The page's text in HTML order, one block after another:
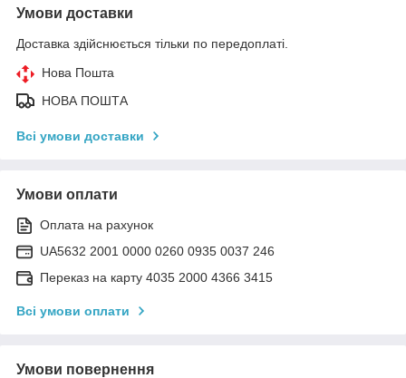
Умови доставки
Доставка здійснюється тільки по передоплаті.
Нова Пошта
НОВА ПОШТА
Всі умови доставки
Умови оплати
Оплата на рахунок
UA5632 2001 0000 0260 0935 0037 246
Переказ на карту 4035 2000 4366 3415
Всі умови оплати
Умови повернення